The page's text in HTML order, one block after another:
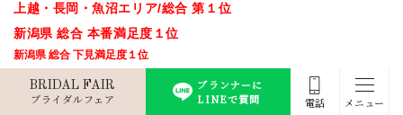
上越・長岡・魚沼エリア/総合 第１位
新潟県 総合 本番満足度１位
新潟県 総合 下見満足度１位
BRIDAL FAIR
ブライダルフェア
プランナーに
LINEで質問
電話 メニュー